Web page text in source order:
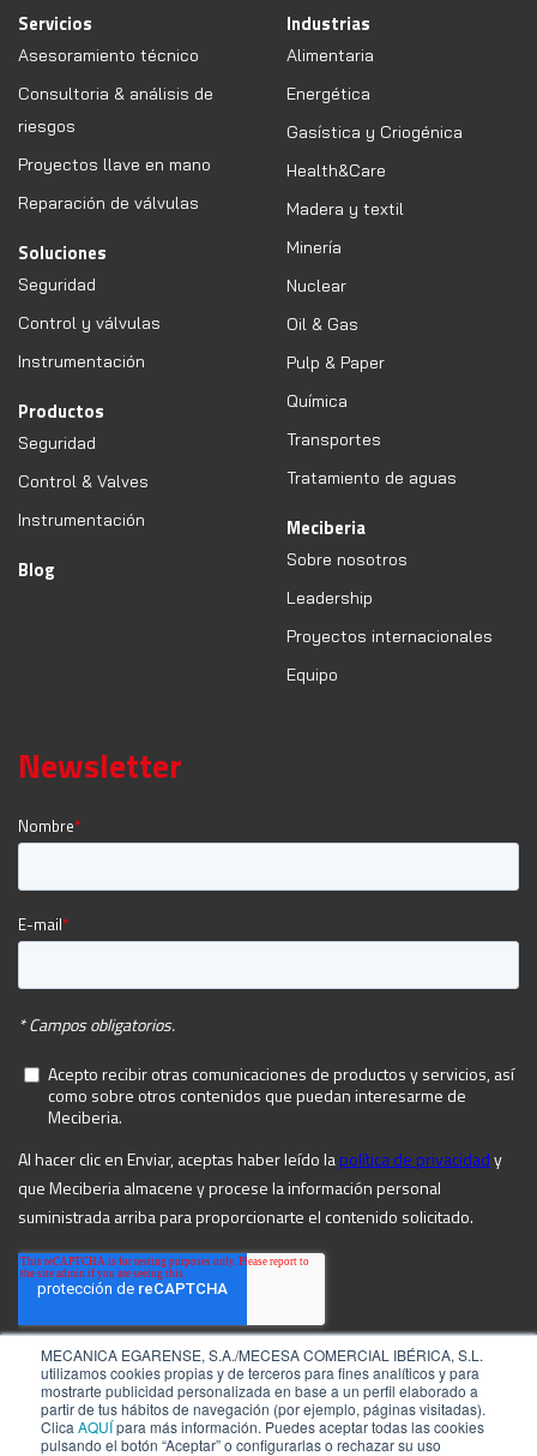
MECANICA EGARENSE, S.A./MECESA COMERCIAL IBÉRICA, S.L.
utilizamos cookies propias y de terceros para fines analíticos y para
mostrarte publicidad personalizada en base a un perfil elaborado a
partir de tus hábitos de navegación (por ejemplo, páginas visitadas).
Clica AQUÍpara más información. Puedes aceptar todas las cookies
pulsando el botón “Aceptar” o configurarlas o rechazar su uso
Servicios
Asesoramiento técnico
Consultoria & análisis de
riesgos
Proyectos llave en mano
Reparación de válvulas
Soluciones
Seguridad
Control y válvulas
Instrumentación
Productos
Seguridad
Control & Valves
Instrumentación
Blog
Industrias
Alimentaria
Energética
Gasística y Criogénica
Health&Care
Madera y textil
Minería
Nuclear
Oil & Gas
Pulp & Paper
Química
Transportes
Tratamiento de aguas
Meciberia
Sobre nosotros
Leadership
Proyectos internacionales
Equipo